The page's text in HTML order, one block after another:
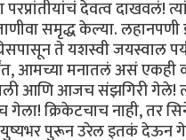
देवत्व दाखवलं!
समृद्ध केल्या. लहानपणी
ते यशस्वी जयस्वाल
मनातलं असं एकही
आणि आजच संझगिरी गेले!
क्रिकेटचाच नाही, तर
पुरून उरेल इतकं देऊन